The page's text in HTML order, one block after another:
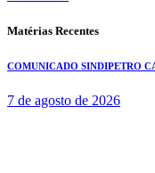
Matérias Recentes
COMUNICADO SINDIPETRO
7 de agosto de 2026